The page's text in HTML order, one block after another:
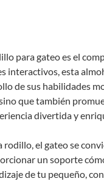
y derechos que
en el artículo
para que el cliente
producto, adicional el
con los sellos y sin uso.
desde que recibes el
de ciertas
suplementos,
muebles y
derecho de retracto y
para gateo es el
interactivos, esta
de sus habilidades
que también
divertida y
rodillo, el gateo se
un soporte
de tu pequeño,